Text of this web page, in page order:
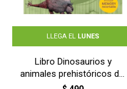
LLEGA EL LUNES
Libro Dinosaurios y
animales prehistóricos del
uruguay - S/C